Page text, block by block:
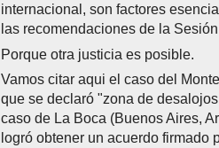
internacional, son factores
las recomendaciones de la
Porque otra justicia es posible.
Vamos citar aqui el caso del
que se declaró "zona de
caso de La Boca (Buenos Aires,
logró obtener un acuerdo firmado